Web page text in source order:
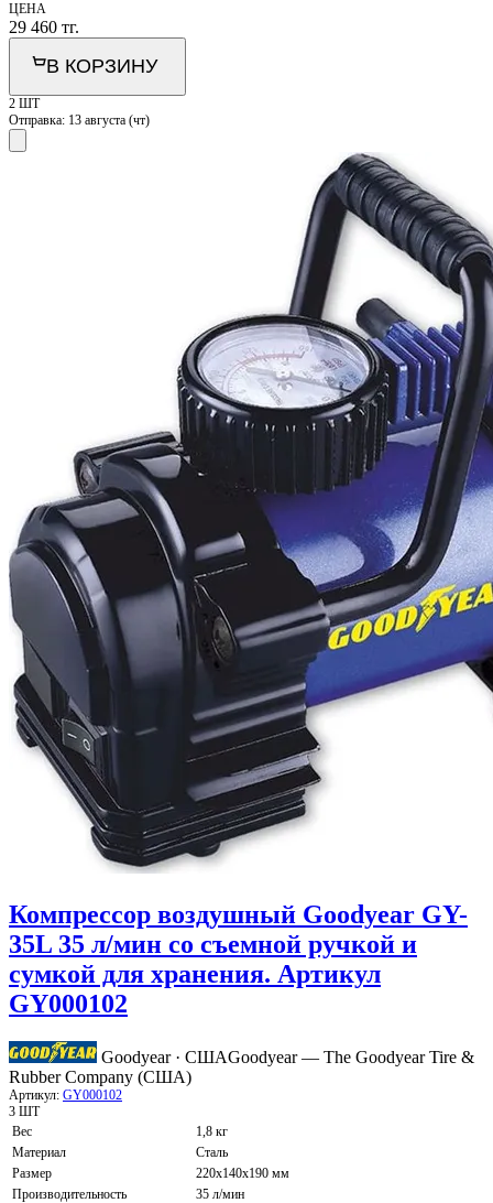
ЦЕНА
29 460 тг.
В КОРЗИНУ
2 ШТ
Отправка: 13 августа (чт)
Компрессор воздушный Goodyear GY-
35L 35 л/мин со съемной ручкой и
сумкой для хранения. Артикул
GY000102
Goodyear · СШАGoodyear — The Goodyear Tire &
Rubber Company (США)
Артикул: GY000102
3 ШТ
Вес
1,8 кг
Материал
Сталь
Размер
220х140х190 мм
Производительность
35 л/мин